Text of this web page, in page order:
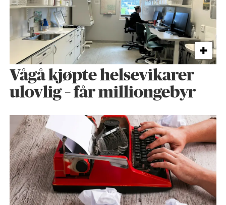
Vågå kjøpte helse­vikarer
ulovlig – får milliongebyr